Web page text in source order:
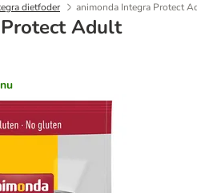
dietfoder animonda Integra Protect
Adult